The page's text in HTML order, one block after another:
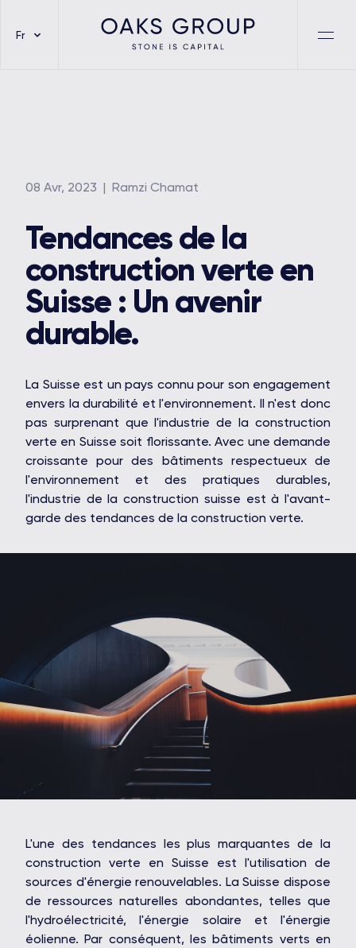
Fr
08 Avr, 2023 | Ramzi Chamat
Tendances de la
construction verte en
Suisse : Un avenir
durable.
La Suisse est un pays connu pour son engagement
envers la durabilité et l'environnement. Il n'est donc
pas surprenant que l'industrie de la construction
verte en Suisse soit florissante. Avec une demande
croissante pour des bâtiments respectueux de
l'environnement et des pratiques durables,
l'industrie de la construction suisse est à l'avant-
garde des tendances de la construction verte.
L'une des tendances les plus marquantes de la
construction verte en Suisse est l'utilisation de
sources d'énergie renouvelables. La Suisse dispose
de ressources naturelles abondantes, telles que
l'hydroélectricité, l'énergie solaire et l'énergie
éolienne. Par conséquent, les bâtiments verts en